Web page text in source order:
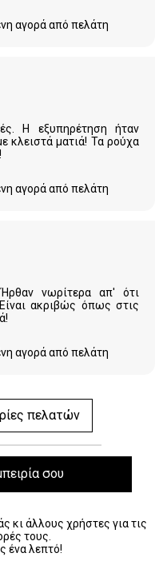
αγορά από πελάτη
Η εξυπηρέτηση ήταν
κλειστά ματιά! Τα ρούχα
αγορά από πελάτη
νωρίτερα απ' ότι
ακριβώς όπως στις
αγορά από πελάτη
πελατών
σου
κι άλλους χρήστες για τις
τους.
ένα λεπτό!